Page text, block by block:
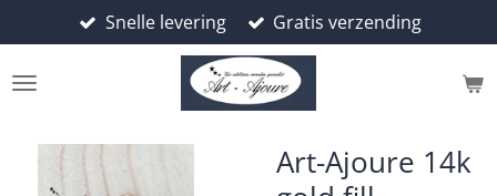
direct
naar
Snelle levering Gratis verzending
Art-Ajoure 14k